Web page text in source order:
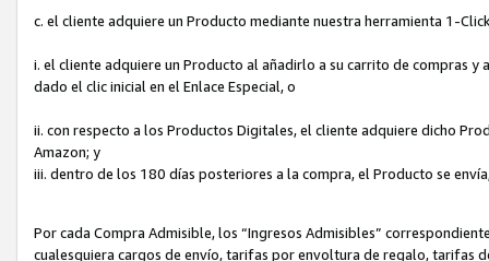
c. el cliente adquiere un Producto mediante nuestra herramienta 1-
i. el cliente adquiere un Producto al añadirlo a su carrito de compras
dado el clic inicial en el Enlace Especial, o
ii. con respecto a los Productos Digitales, el cliente adquiere dicho
Amazon; y
iii. dentro de los 180 días posteriores a la compra, el Producto se
Por cada Compra Admisible, los “Ingresos Admisibles”
cualesquiera cargos de envío, tarifas por envoltura de regalo, tarifas